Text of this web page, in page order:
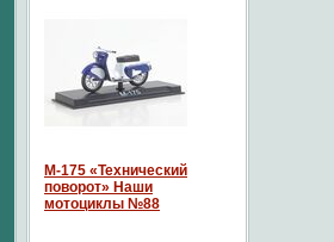
М-175 «Технический
поворот» Наши
мотоциклы №88